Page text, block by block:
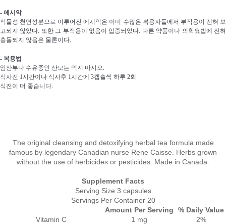
- 에시악
식물성 천연성분으로 이루어진 에시악은 이미 수많은 복용자들에서 부작용이 전혀 보
고되지 않았다. 또한 그 부작용이 없음이 입증되었다. 다른 약품이나 의학요법에 전혀
충돌되지 않음은 물론이다.
- 복용법
임산부나 수유중인 산모는 먹지 마시오.
식사전 1시간이나 식사후 1시간에 3캡슐씩 하루 2회
식전이 더 좋습니다.
The original cleansing and detoxifying herbal tea formula made
famous by legendary Canadian nurse Rene Caisse. Herbs grown
without the use of herbicides or pesticides. Made in Canada.
Supplement Facts
Serving Size 3 capsules
Servings Per Container 20
Amount Per Serving
% Daily Value
Vitamin C
1 mg
2%